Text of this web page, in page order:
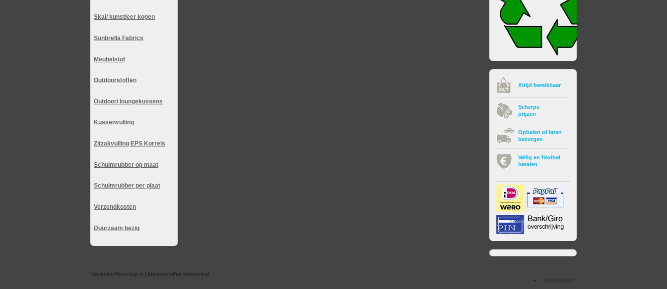
Skai/ kunstleer kopen
Sunbrella Fabrics
Meubelstof
Outdoorstoffen
Outdoor/ loungekussens
Kussenvulling
Zitzakvulling EPS Korrels
Schuimrubber op maat
Schuimrubber per plaat
Verzendkosten
Duurzaam bezig
Altijd bereikbaar
Scherpe
prijzen
Ophalen of laten
bezorgen
Veilig en flexibel
betalen
Meubelstoffen-shop.nl | Meubelstoffen Webwinkel